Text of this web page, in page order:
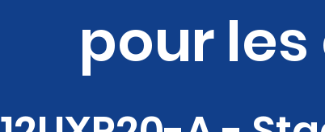
pour